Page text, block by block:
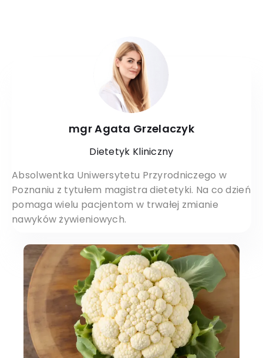
mgr Agata Grzelaczyk
Dietetyk Kliniczny
Absolwentka Uniwersytetu Przyrodniczego w
Poznaniu z tytułem magistra dietetyki. Na co dzień
pomaga wielu pacjentom w trwałej zmianie
nawyków żywieniowych.